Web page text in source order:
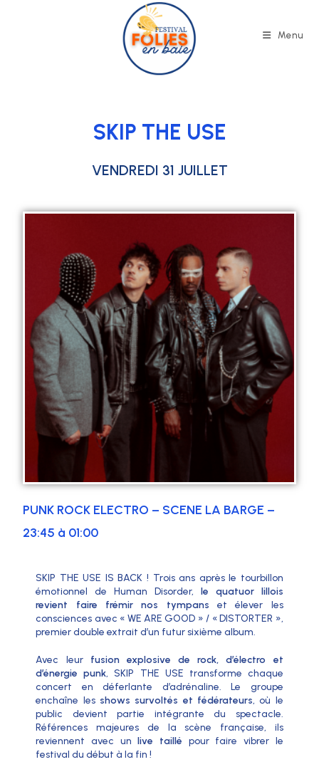
Menu
SKIP THE USE
VENDREDI 31 JUILLET
PUNK ROCK ELECTRO – SCENE LA BARGE –
23:45 à 01:00
SKIP THE USE IS BACK ! Trois ans après le tourbillon
émotionnel de Human Disorder, le quatuor lillois
revient faire frémir nos tympans et élever les
consciences avec « WE ARE GOOD » / « DISTORTER »,
premier double extrait d’un futur sixième album.
Avec leur fusion explosive de rock, d’électro et
d’énergie punk, SKIP THE USE transforme chaque
concert en déferlante d’adrénaline. Le groupe
enchaîne lesshows survoltés et fédérateurs, où le
public devient partie intégrante du spectacle.
Références majeures de la scène française, ils
reviennent avec unlive taillé pour faire vibrer le
festival du début à la fin !